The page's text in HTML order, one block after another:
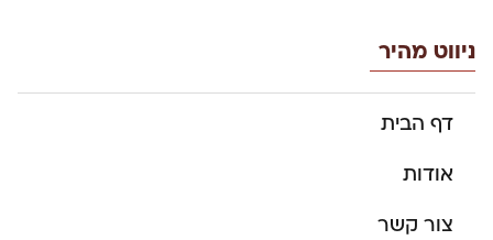
ניווט מהיר
דף הבית
אודות
צור קשר